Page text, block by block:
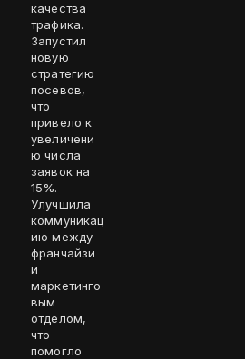
качества
трафика.
Запустил
новую
стратегию
посевов,
что
привело к
увеличени
ю числа
заявок на
15%.
Улучшила
коммуникац
ию между
франчайзи
и
маркетинго
вым
отделом,
что
помогло